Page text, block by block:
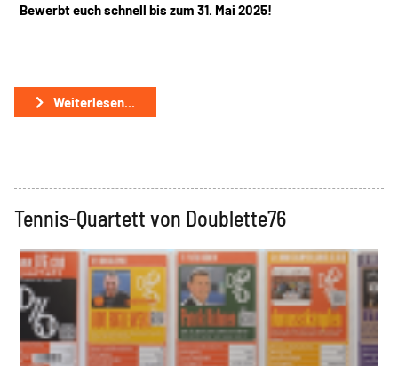
Bewerbt euch schnell bis zum 31. Mai 2025!
Weiterlesen...
Tennis-Quartett von Doublette76